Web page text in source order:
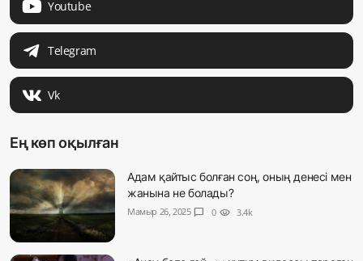
Youtube
Telegram
Vk
Ең көп оқылған
Адам қайтыс болған соң, оның денесі мен
жанына не болады?
Мамыр 26, 2025 chat_bubble 0 visibility 3.4k